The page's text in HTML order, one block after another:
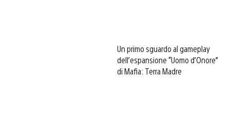
Un primo sguardo al gameplay
dell’espansione “Uomo d’Onore”
di Mafia: Terra Madre